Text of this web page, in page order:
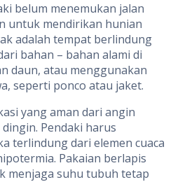
belum menemukan jalan
untuk mendirikan hunian
adalah tempat berlindung
bahan – bahan alami di
daun, atau menggunakan
seperti ponco atau jaket.
yang aman dari angin
Pendaki harus
terlindung dari elemen cuaca
Pakaian berlapis
menjaga suhu tubuh tetap